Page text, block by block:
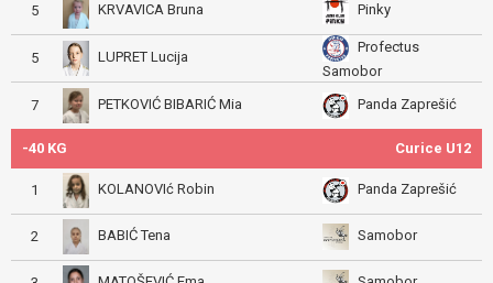
5 KRVAVICA Bruna Pinky
5 LUPRET Lucija
Profectus
Samobor
7 PETKOVIĆ BIBARIĆ Mia Panda Zaprešić
-40 KG Curice U12
1 KOLANOVIć Robin Panda Zaprešić
2 BABIĆ Tena Samobor